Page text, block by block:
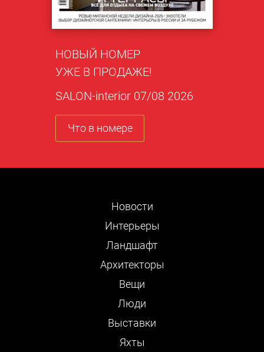
НОВЫЙ НОМЕР
УЖЕ В ПРОДАЖЕ!
SALON-interior 07/08 2026
Что в номере
Новости
Интерьеры
Ландшафт
Архитекторы
Вещи
Люди
Выставки
Яхты